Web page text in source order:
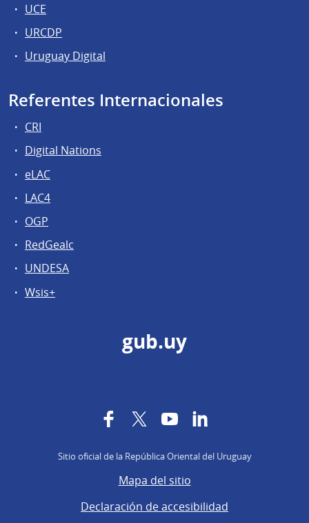
UCE
URCDP
Uruguay Digital
Referentes Internacionales
CRI
Digital Nations
eLAC
LAC4
OGP
RedGealc
UNDESA
Wsis+
gub.uy
FacebookTwitterYouTube
Sitio oficial de la República Oriental del Uruguay
Mapa del sitio
Declaración de accesibilidad